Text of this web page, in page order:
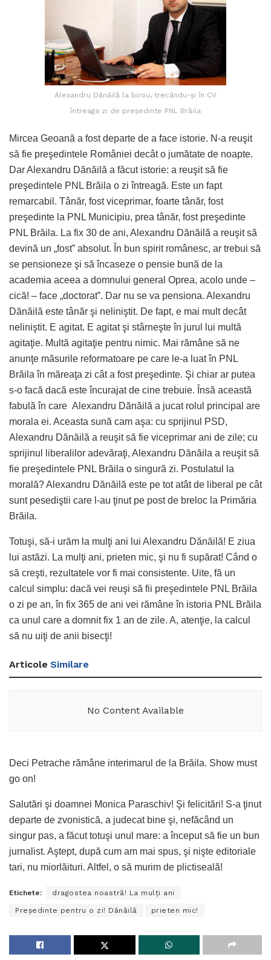
Alexandru Dănăilă la birou, trecându-şi în CV
întreaga zi de preşedinte PNL Brăila
Mircea Geoană a fost departe de a face istorie. N-a reuşit
să fie preşedintele României decât o jumătate de noapte.
Dar Alexandru Dănăilă a făcut istorie: a reuşit să fie
preşedintele PNL Brăila o zi întreagă. Este un fapt
remarcabil. Tânăr, fost viceprimar, foarte tânăr, fost
preşedinte la PNL Municipiu, prea tânăr, fost preşedinte
PNL Brăila. La fix 30 de ani, Alexandru Dănăilă a reuşit să
devină un „fost” absolut. În bun spirit românesc, ar trebui să
se pensioneze şi să încaseze o pensie bună de la
academia aceea a domnului general Oprea, acolo unde –
cică! – face „doctorat”. Dar nu se va pensiona. Alexandru
Dănăilă este tânăr şi neliniştit. De fapt, e mai mult decât
neliniştit. E agitat. E agitat şi stârneşte în jurul lui multă
agitaţie. Multă agitaţie pentru nimic. Mai rămâne să ne
anunţe măsurile reformatoare pe care le-a luat în PNL
Brăila în măreaţa zi cât a fost preşedinte. Şi chiar ar putea
s-o facă dacă este încurajat de cine trebuie. Însă această
fabulă în care Alexandru Dănăilă a jucat rolul principal are
morala ei. Aceasta sună cam aşa: cu sprijinul PSD,
Alexandru Dănăilă a reuşit să fie viceprimar ani de zile; cu
sprijinul liberalilor adevăraţi, Alexandru Dănăila a reuşit să
fie preşedintele PNL Brăila o singură zi. Postulatul la
morală? Alexandru Dănăilă este pe tot atât de liberal pe cât
sunt pesediştii care l-au ţinut pe post de breloc la Primăria
Brăila.
Totuşi, să-i urăm la mulţi ani lui Alexandru Dănăilă! E ziua
lui astăzi. La mulţi ani, prieten mic, şi nu fi supărat! Când o
să creşti, rezultatele vor fi mai consistente. Uite, fă un
calcul simplu: dacă vei reuşi să fii preşedintele PNL Brăila
o zi pe an, în fix 365 de ani vei rămâne în istoria PNL Brăila
ca unul care a domnit fix 1 an de zile. A, atenţie, la calcul
să nu uiţi de anii bisecţi!
Articole Similare
No Content Available
Deci Petrache rămâne interimarul de la Brăila. Show must
go on!
Salutări şi doamnei Monica Paraschiv! Şi felicitări! S-a ţinut
departe de zvonistică, a judecat bine şi, nefăcând un
singur pas, a făcut totuşi unul mare: a început să fie un bun
jurnalist. Aştept, după cum am mai spus, şi nişte editoriale
tari, nu miorlăituri. Altfel, o să murim de plictiseală!
Etichete: dragostea noastră! La mulţi ani
Preşedinte pentru o zi! Dănăilă prieten mic!